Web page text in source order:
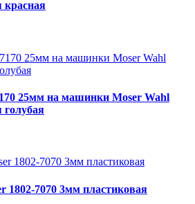
красная
25мм на машинки Moser Wahl
голубая
1802-7070 3мм пластиковая